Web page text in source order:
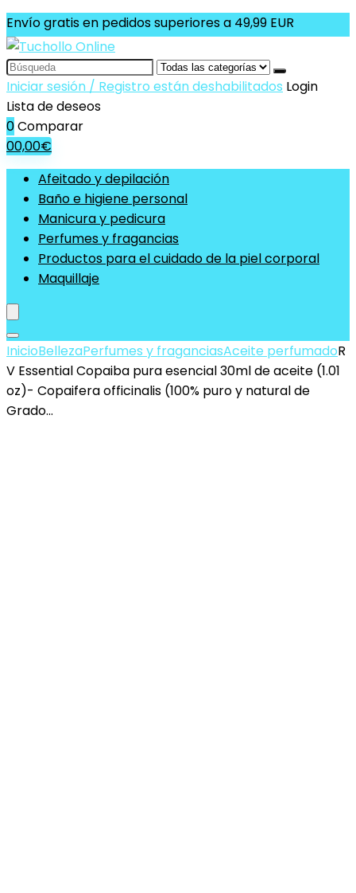
Envío gratis en pedidos superiores a 49,99 EUR
Search
for:
Iniciar sesión / Registro están deshabilitados Login
Lista de deseos
0Comparar
00,00€
Afeitado y depilación
Baño e higiene personal
Manicura y pedicura
Perfumes y fragancias
Productos para el cuidado de la piel corporal
Maquillaje
InicioBellezaPerfumes y fraganciasAceite perfumadoR
V Essential Copaiba pura esencial 30ml de aceite (1.01
oz)- Copaifera officinalis (100% puro y natural de
Grado…